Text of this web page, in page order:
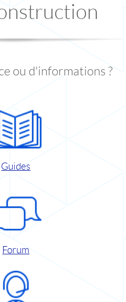
ou d'informations ?
Guides
Forum